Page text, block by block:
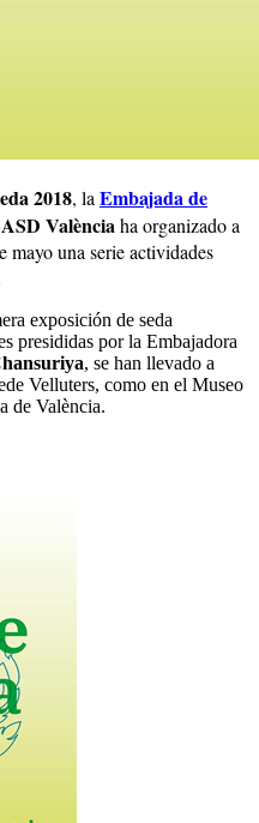
2018, la Embajada de
València ha organizado a
mayo una serie actividades
exposición de seda
presididas por la Embajadora
, se han llevado a
Velluters, como en el Museo
de València.